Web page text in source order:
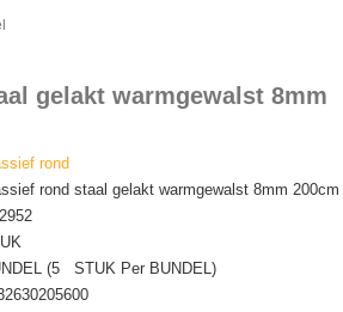
gelakt warmgewalst 8mm
rond
rond staal gelakt warmgewalst 8mm 200cm
(5 STUK Per BUNDEL)